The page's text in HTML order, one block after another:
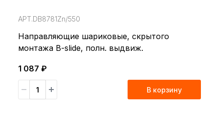
АРТ.DB8781Zn/550
Направляющие шариковые, скрытого
монтажа B-slide, полн. выдвиж.
1 087 ₽
В корзину